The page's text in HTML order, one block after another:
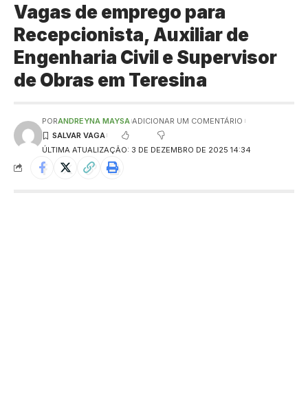
Vagas de emprego para
Recepcionista, Auxiliar de
Engenharia Civil e Supervisor
de Obras em Teresina
ÚLTIMA ATUALIZAÇÃO: 3 DE DEZEMBRO DE 2025 14:34
PORANDREYNA MAYSA ADICIONAR UM COMENTÁRIO